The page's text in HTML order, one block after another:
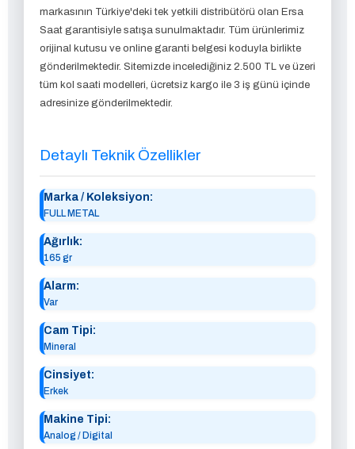
markasının Türkiye'deki tek yetkili distribütörü olan Ersa
Saat garantisiyle satışa sunulmaktadır. Tüm ürünlerimiz
orijinal kutusu ve online garanti belgesi koduyla birlikte
gönderilmektedir. Sitemizde incelediğiniz 2.500 TL ve üzeri
tüm kol saati modelleri, ücretsiz kargo ile 3 iş günü içinde
adresinize gönderilmektedir.
Detaylı Teknik Özellikler
Marka / Koleksiyon:
FULL METAL
Ağırlık:
165 gr
Alarm:
Var
Cam Tipi:
Mineral
Cinsiyet:
Erkek
Makine Tipi:
Analog / Digital